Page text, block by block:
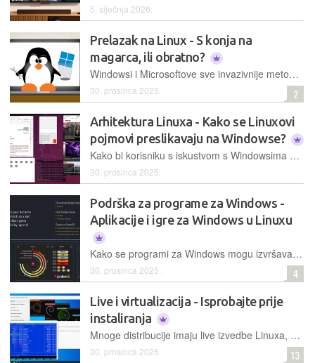
5. siječnja 2026.
Prelazak na Linux - S konja na
magarca, ili obratno?
Windowsi i Microsoftove sve invazivnije metode sve više vam idu na živce? Želite da računalo radi onako kako vi želite, a ne da se vi vladate onako kako Microsoft i Windowsi od vas traže? Probajte Linux – mogao bi vas ugodno iznenaditi!
30. prosinca 2025. 2
Arhitektura Linuxa - Kako se Linuxovi
pojmovi preslikavaju na Windowse?
Kako bi korisniku s iskustvom s Windowsima bilo jasnije što u Linuxu odgovara kojim komponentama u Windowsima, korisno je povući izravne paralele između nekih koncepata
30. prosinca 2025.
Podrška za programe za Windows -
Aplikacije i igre za Windows u Linuxu
Kako se programi za Windows mogu izvršavati u Linuxu, a da nije riječ o emulaciji ili virtualizaciji?
30. prosinca 2025. 4
Live i virtualizacija - Isprobajte prije
instaliranja
Mnoge distribucije imaju live izvedbe Linuxa, no možete ih instalirati i isprobati i u "virtualnom stroju", ili pokrenuti s USB sticka
30. prosinca 2025. 13